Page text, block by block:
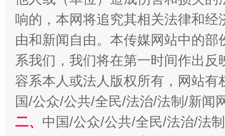
习近平的博鳌关键词
响的，本网将追究其相关法律和
由和新闻自由。本传媒网站中的
系我们，我们将在第一时间作出
容系本人或法人版权所有，网站
国/公众/公共/全民/法治/法制/新闻
二、 中国/公众/公共/全民/法治/法